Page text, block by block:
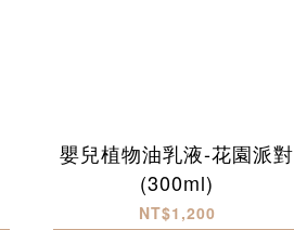
嬰兒植物油乳液-花園派對
(300ml)
NT$1,200